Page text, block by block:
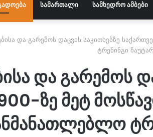
ᲡᲐᲛᲐᲠᲗᲐᲚᲘ ᲡᲐᲛᲮᲔᲓᲠᲝ ᲐᲛᲑᲔᲑᲘ
და გარემოს დაცვის საკითხებზე
ტრენინგი
და გარემოს
ზე მეტ